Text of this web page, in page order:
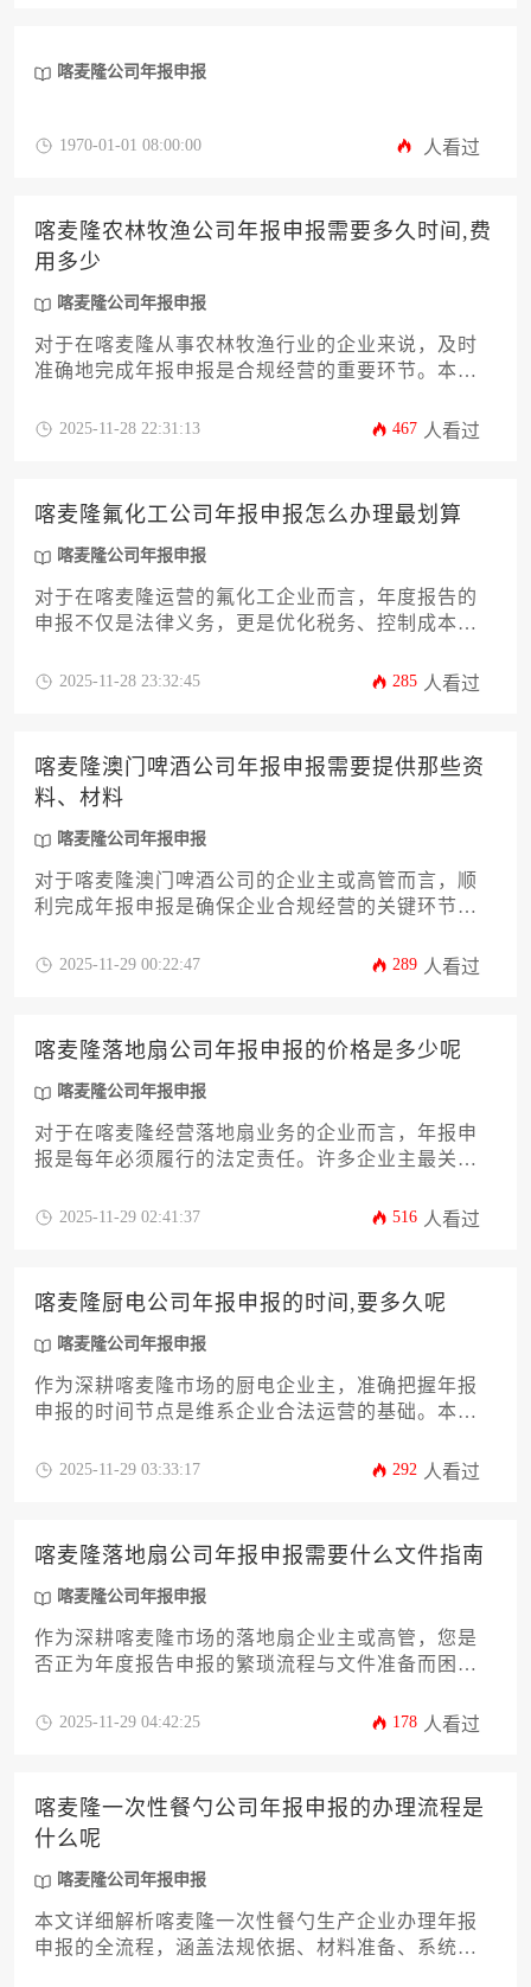
喀麦隆公司年报申报
1970-01-01 08:00:00 人看过
喀麦隆农林牧渔公司年报申报需要多久时间,费
用多少
喀麦隆公司年报申报
对于在喀麦隆从事农林牧渔行业的企业来说，及时
准确地完成年报申报是合规经营的重要环节。本文
时间周期以及相关费用构成，帮助企业主和高管更
2025-11-28 22:31:13 467 人看过
喀麦隆氟化工公司年报申报怎么办理最划算
喀麦隆公司年报申报
对于在喀麦隆运营的氟化工企业而言，年度报告的
申报不仅是法律义务，更是优化税务、控制成本的
略，深入剖析如何高效、合规且经济地完成喀麦隆
险规避以及数字化工具应用等多个维度，系统阐述
实现最划算办理的核心策略，助力企业在保障合规
性的同时，实现成本效益最优化。
2025-11-28 23:32:45 285 人看过
喀麦隆澳门啤酒公司年报申报需要提供那些资
料、材料
喀麦隆公司年报申报
对于喀麦隆澳门啤酒公司的企业主或高管而言，顺
利完成年报申报是确保企业合规经营的关键环节。
财务、税务、公司治理等多方面内容，帮助企业高
2025-11-29 00:22:47 289 人看过
喀麦隆落地扇公司年报申报的价格是多少呢
喀麦隆公司年报申报
对于在喀麦隆经营落地扇业务的企业而言，年报申
报是每年必须履行的法定责任。许多企业主最关心
多少呢"，但这实际上是一个需要综合考量多种因素
服务机构协助等，为企业提供全面的成本分析和实
操指南。了解喀麦隆公司年报申报的完整流程和费
用构成，能帮助企业做好预算规划，确保合规经
2025-11-29 02:41:37 516 人看过
喀麦隆厨电公司年报申报的时间,要多久呢
喀麦隆公司年报申报
作为深耕喀麦隆市场的厨电企业主，准确把握年报
申报的时间节点是维系企业合法运营的基础。本文
架、完整流程耗时以及高效完成的策略，帮助企业
提交的全流程深度指南，助力企业主从容应对年度
审查。
2025-11-29 03:33:17 292 人看过
喀麦隆落地扇公司年报申报需要什么文件指南
喀麦隆公司年报申报
作为深耕喀麦隆市场的落地扇企业主或高管，您是
否正为年度报告申报的繁琐流程与文件准备而困
的喀麦隆公司年报申报文件指南。内容涵盖从基础
关键时间节点与常见误区提醒。无论您是初次申报
还是希望优化流程，本指南旨在帮助您高效、准确
地完成这项重要的法定义务，确保企业在喀麦隆的
合规稳健运营。
2025-11-29 04:42:25 178 人看过
喀麦隆一次性餐勺公司年报申报的办理流程是
什么呢
喀麦隆公司年报申报
本文详细解析喀麦隆一次性餐勺生产企业办理年报
申报的全流程，涵盖法规依据、材料准备、系统操